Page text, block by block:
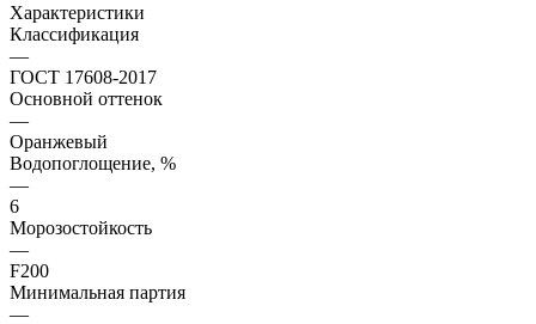
Характеристики
Классификация
—
ГОСТ 17608-2017
Основной оттенок
—
Оранжевый
Водопоглощение, %
—
6
Морозостойкость
—
F200
Минимальная партия
—